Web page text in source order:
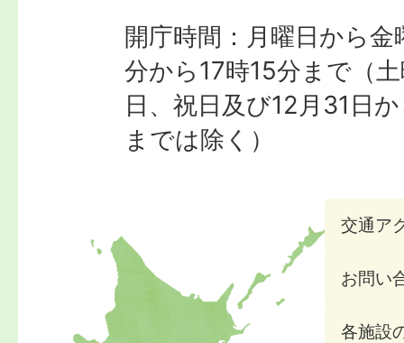
開庁時間：月曜日から
分から17時15分まで（
日、祝日及び12月31日
までは除く）
交通ア
お問い
各施設